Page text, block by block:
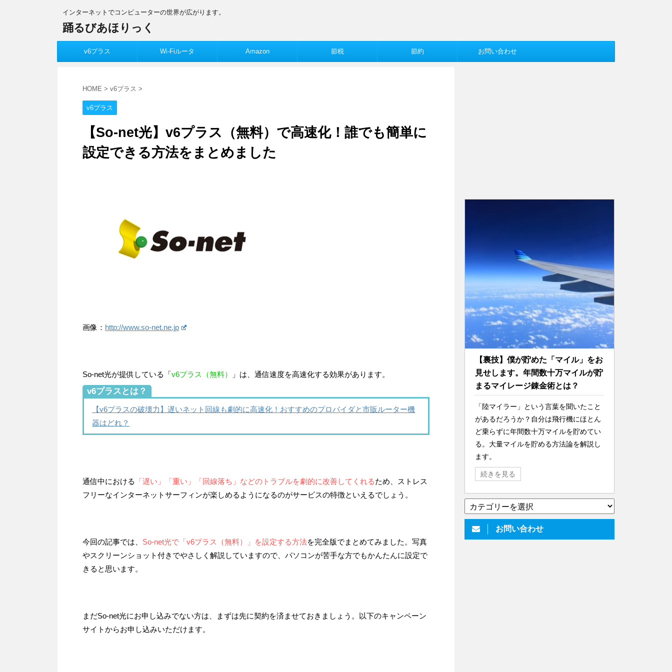
インターネットでコンピューターの世界が広がります。
踊るびあほりっく
v6プラス Wi-Fiルータ Amazon 節税 節約 お問い合わせ
HOME > v6プラス >
v6プラス
【So-net光】v6プラス（無料）で高速化！誰でも簡単に
設定できる方法をまとめました
画像： http://www.so-net.ne.jp
So-net光が提供している「v6プラス（無料） 」は、通信速度を高速化する効果があります。
v6プラスとは？
【v6プラスの破壊力】遅いネット回線も劇的に高速化！おすすめのプロバイダと市販ルーター機
器はどれ？
通信中における 「遅い」 「重い」「回線落ち」などのトラブルを劇的に改善してくれるため、ストレス
フリーなインターネットサーフィンが楽しめるようになるのがサービスの特徴といえるでしょう。
今回の記事では、 So-net光で「v6プラス（無料）」を設定する方法を完全版でまとめてみました。写真
やスクリーンショット付きでやさしく解説していますので、パソコンが苦手な方でもかんたんに設定で
きると思います。
まだSo-net光にお申し込みでない方は、まずは先に契約を済ませておきましょう。以下のキャンペーン
サイトからお申し込みいただけます。
【裏技】僕が貯めた「マイル」をお
見せします。年間数十万マイルが貯
まるマイレージ錬金術とは？
「陸マイラー」という言葉を聞いたこと
があるだろうか？自分は飛行機にほとん
ど乗らずに年間数十万マイルを貯めてい
る。大量マイルを貯める方法論を解説し
ます。
続きを見る
い
お問い合わせ